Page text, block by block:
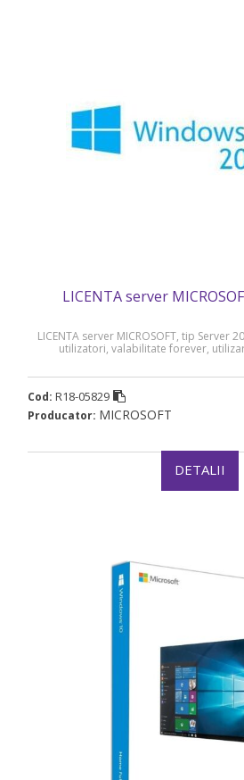
LICENTA server
LICENTA server MICROSOFT, tip Server
utilizatori, valabilitate forever,
Cod: R18-05829
Producator: MICROSOFT
DETALII